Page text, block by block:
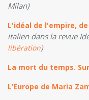
Milan)
L'idéal de l'empire,
italien dans la revue
libération)
La mort du temps.
L’Europe de Maria